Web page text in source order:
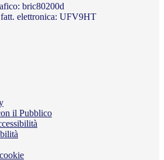
bric80200d
elettronica: UFV9HT
il Pubblico